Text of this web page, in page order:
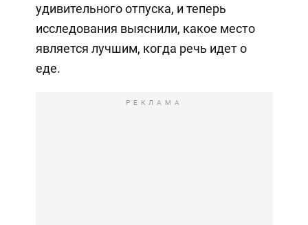
удивительного отпуска, и теперь
исследования выяснили, какое место
является лучшим, когда речь идет о
еде.
РЕКЛАМА